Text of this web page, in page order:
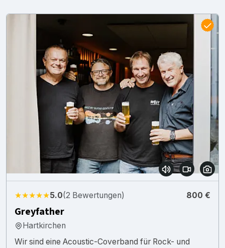
★★★★★5.0(2 Bewertungen) 800 €
Greyfather
Hartkirchen
Wir sind eine Acoustic-Coverband für Rock- und